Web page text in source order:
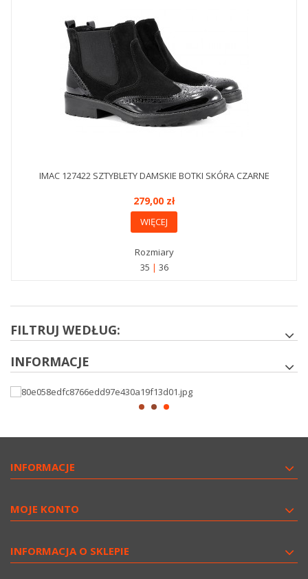
IMAC 127422 SZTYBLETY DAMSKIE BOTKI SKÓRA CZARNE
279,00 zł
WIĘCEJ
Rozmiary
35
36
FILTRUJ WEDŁUG:
INFORMACJE
INFORMACJE
MOJE KONTO
INFORMACJA O SKLEPIE